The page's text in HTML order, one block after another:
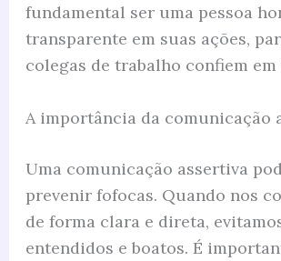
fundamental ser uma pessoa
transparente em suas ações,
colegas de trabalho confiem em
A importância da comunicação
Uma comunicação assertiva
prevenir fofocas. Quando nos
de forma clara e direta,
entendidos e boatos. É